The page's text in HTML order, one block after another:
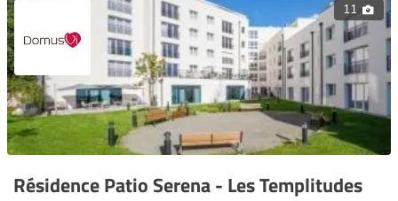
11
Résidence Patio Serena - Les Templitudes